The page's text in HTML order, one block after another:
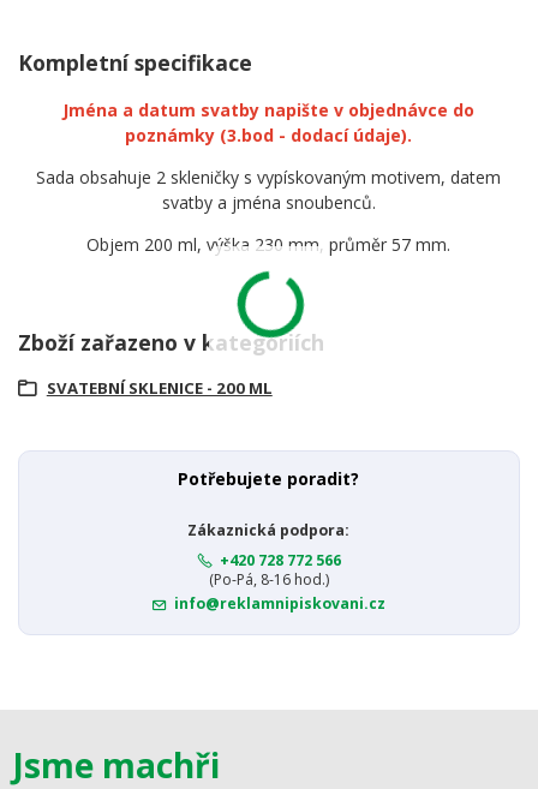
Kompletní specifikace
Jména a datum svatby napište v objednávce do
poznámky (3.bod - dodací údaje).
Sada obsahuje 2 skleničky s vypískovaným motivem, datem
svatby a jména snoubenců.
Objem 200 ml, výška 230 mm, průměr 57 mm.
Zboží zařazeno v kategoriích
SVATEBNÍ SKLENICE - 200 ML
Potřebujete poradit?
Zákaznická podpora:
+420 728 772 566
(Po-Pá, 8-16 hod.)
info@reklamnipiskovani.cz
Jsme machři